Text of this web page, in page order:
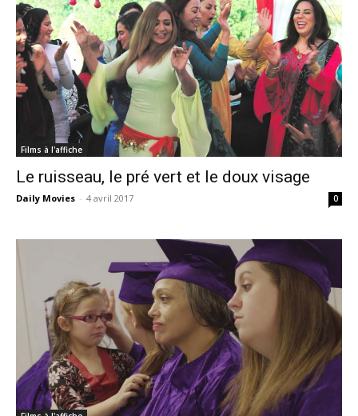
Films à l'affiche
Le ruisseau, le pré vert et le doux visage
Daily Movies - 4 avril 2017 0